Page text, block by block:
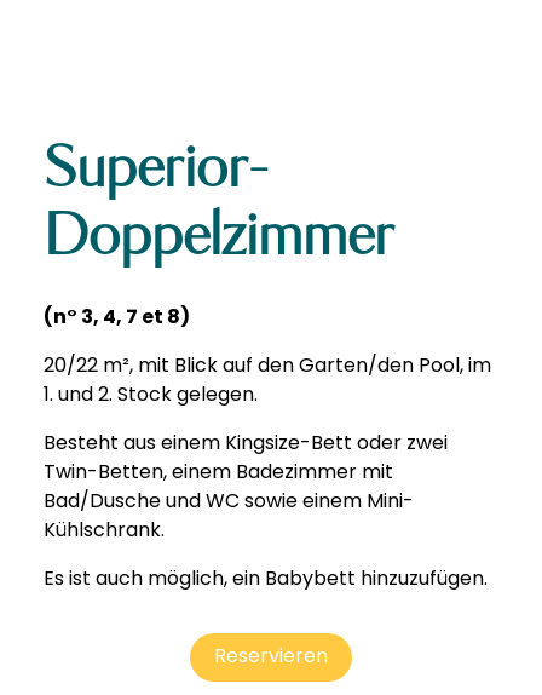
Superior-
Doppelzimmer
(n° 3, 4, 7 et 8)
20/22 m², mit Blick auf den Garten/den Pool, im
1. und 2. Stock gelegen.
Besteht aus einem Kingsize-Bett oder zwei
Twin-Betten, einem Badezimmer mit
Bad/Dusche und WC sowie einem Mini-
Kühlschrank.
Es ist auch möglich, ein Babybett hinzuzufügen.
Reservieren